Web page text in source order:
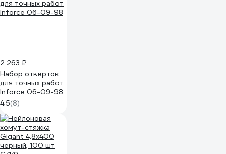
2 263 ₽
Набор отверток
для точных работ
Inforce 06-09-98
4.5(8)